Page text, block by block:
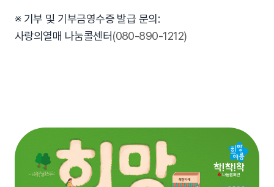
※ 기부 및 기부금영수증 발급 문의:
사랑의열매 나눔콜센터(080-890-1212)